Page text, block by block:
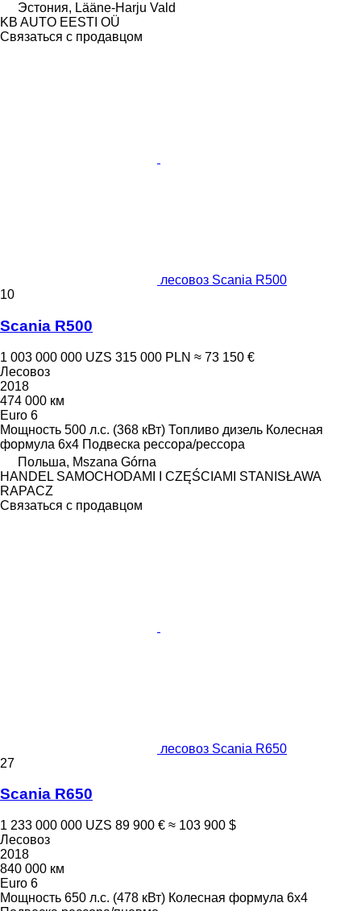
Эстония, Lääne-Harju Vald
KB AUTO EESTI OÜ
Связаться с продавцом
лесовоз Scania R500
10
Scania R500
1 003 000 000 UZS 315 000 PLN ≈ 73 150 €
Лесовоз
2018
474 000 км
Euro 6
Мощность 500 л.с. (368 кВт) Топливо дизель Колесная
формула 6x4 Подвеска рессора/рессора
Польша, Mszana Górna
HANDEL SAMOCHODAMI I CZĘŚCIAMI STANISŁAWA
RAPACZ
Связаться с продавцом
лесовоз Scania R650
27
Scania R650
1 233 000 000 UZS 89 900 € ≈ 103 900 $
Лесовоз
2018
840 000 км
Euro 6
Мощность 650 л.с. (478 кВт) Колесная формула 6x4